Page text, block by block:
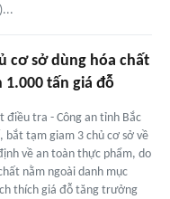
cơ sở dùng hóa chất
1.000 tấn giá đỗ
điều tra - Công an tỉnh Bắc
bắt tạm giam 3 chủ cơ sở về
về an toàn thực phẩm, do
nằm ngoài danh mục
thích giá đỗ tăng trưởng